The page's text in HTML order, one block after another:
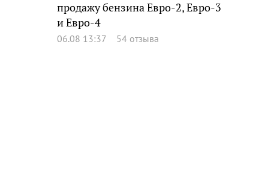
продажу бензина Евро-2, Евро-3
и Евро-4
06.08 13:37 54 отзыва